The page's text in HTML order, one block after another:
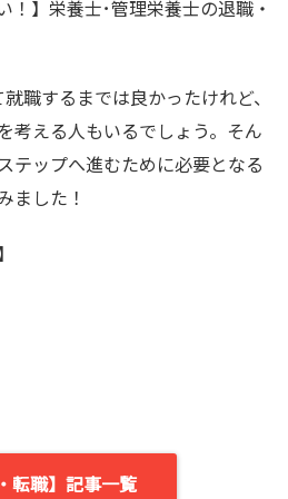
】栄養士･管理栄養士の退職・
職するまでは良かったけれど、
考える人もいるでしょう。そん
テップへ進むために必要となる
ました！
転職】記事一覧